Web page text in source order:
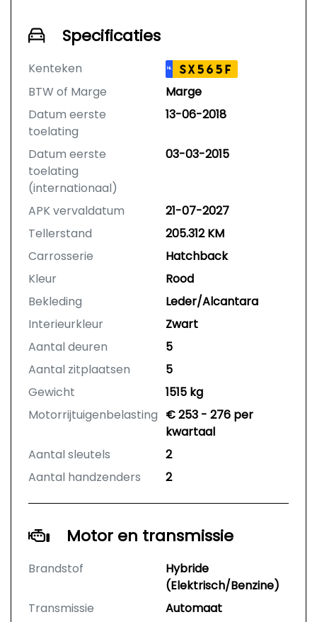
Specificaties
Kenteken NL SX565F
BTW of Marge
Marge
Datum eerste
toelating
13-06-2018
Datum eerste
toelating
(internationaal)
03-03-2015
APK vervaldatum
21-07-2027
Tellerstand
205.312 KM
Carrosserie
Hatchback
Kleur
Rood
Bekleding
Leder/Alcantara
Interieurkleur
Zwart
Aantal deuren
5
Aantal zitplaatsen
5
Gewicht
1515 kg
Motorrijtuigenbelasting € 253 - 276 per
kwartaal
Aantal sleutels
2
Aantal handzenders
2
Motor en transmissie
Brandstof
Hybride
(Elektrisch/Benzine)
Transmissie
Automaat